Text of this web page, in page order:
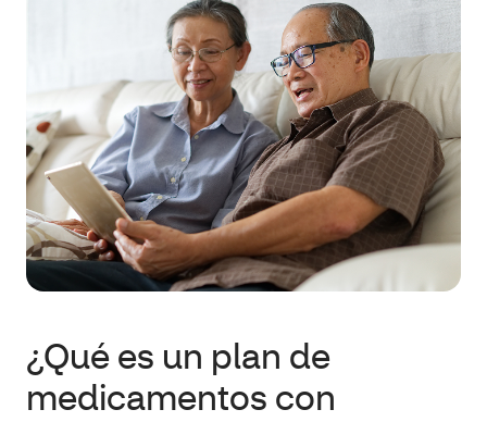
¿Qué es un plan de
medicamentos con